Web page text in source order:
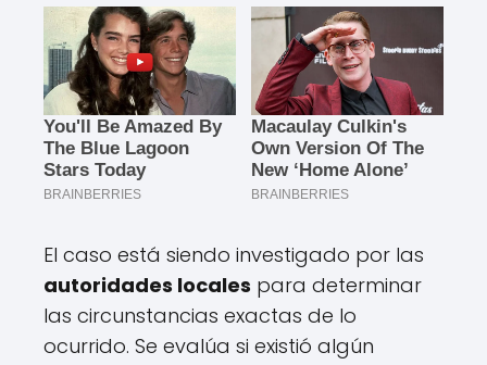
El caso está siendo investigado por las
autoridades locales para determinar
las circunstancias exactas de lo
ocurrido. Se evalúa si existió algún